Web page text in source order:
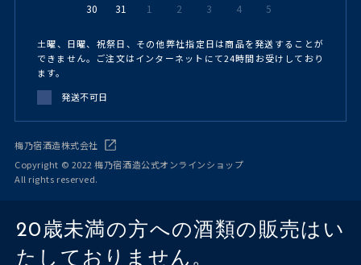
30 31 1 2 3 4 5
土曜、日曜、祝祭日、その他弊社指定日は商品を発送することが
できません。ご注文はインターネットにて24時間お受けしており
ます。
発送不可日
梅乃宿酒造株式会社
Copyright © 2022 梅乃宿酒造公式オンラインショップ
All rights reserved.
20歳未満の方への酒類の販売はい
たしておりません。